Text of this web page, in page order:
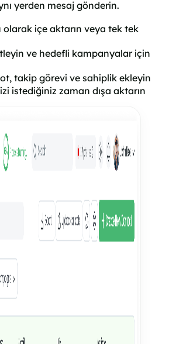
yerden mesaj gönderin.
içe aktarın veya tek tek
ve hedefli kampanyalar için
takip görevi ve sahiplik ekleyin
istediğiniz zaman dışa aktarın